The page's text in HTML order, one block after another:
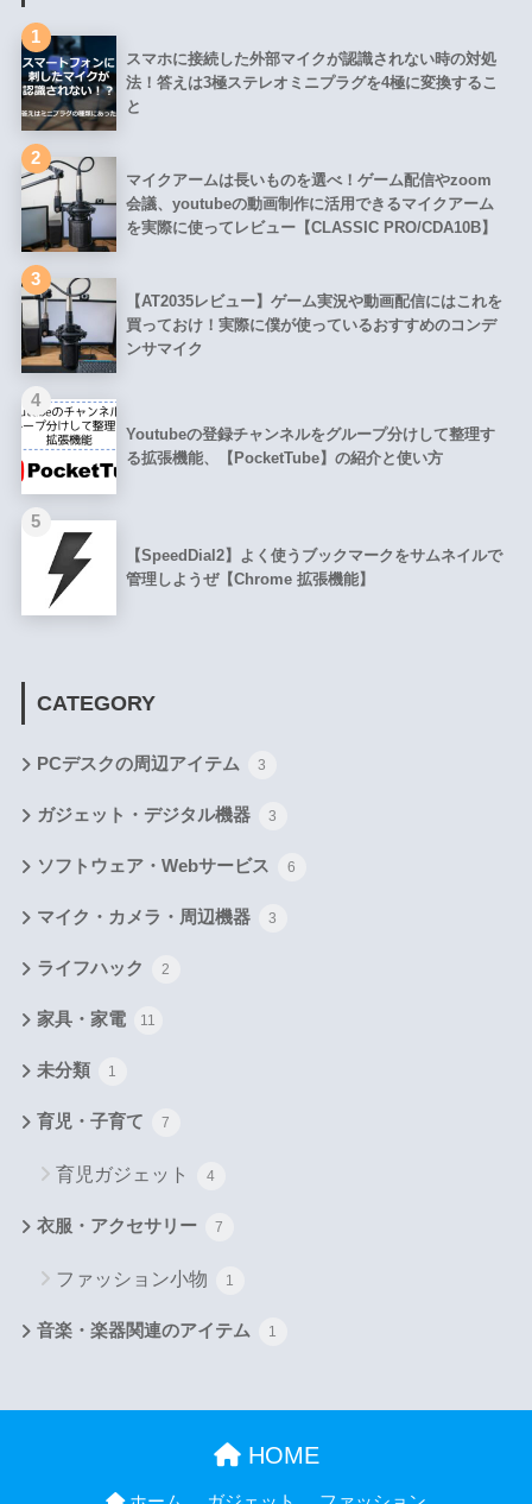
1
スマホに接続した外部マイクが認識されない時の対処
法！答えは3極ステレオミニプラグを4極に変換するこ
と
2
マイクアームは長いものを選べ！ゲーム配信やzoom
会議、youtubeの動画制作に活用できるマイクアーム
を実際に使ってレビュー【CLASSIC PRO/CDA10B】
3
【AT2035レビュー】ゲーム実況や動画配信にはこれを
買っておけ！実際に僕が使っているおすすめのコンデ
ンサマイク
4
Youtubeの登録チャンネルをグループ分けして整理す
る拡張機能、【PocketTube】の紹介と使い方
5
【SpeedDial2】よく使うブックマークをサムネイルで
管理しようぜ【Chrome 拡張機能】
CATEGORY
PCデスクの周辺アイテム 3
ガジェット・デジタル機器 3
ソフトウェア・Webサービス 6
マイク・カメラ・周辺機器 3
ライフハック 2
家具・家電 11
未分類 1
育児・子育て 7
育児ガジェット 4
衣服・アクセサリー 7
ファッション小物 1
音楽・楽器関連のアイテム 1
HOME